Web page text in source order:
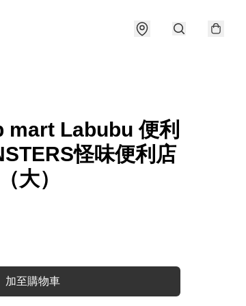
mart Labubu 便利
怪味便利店
大）
加至購物車